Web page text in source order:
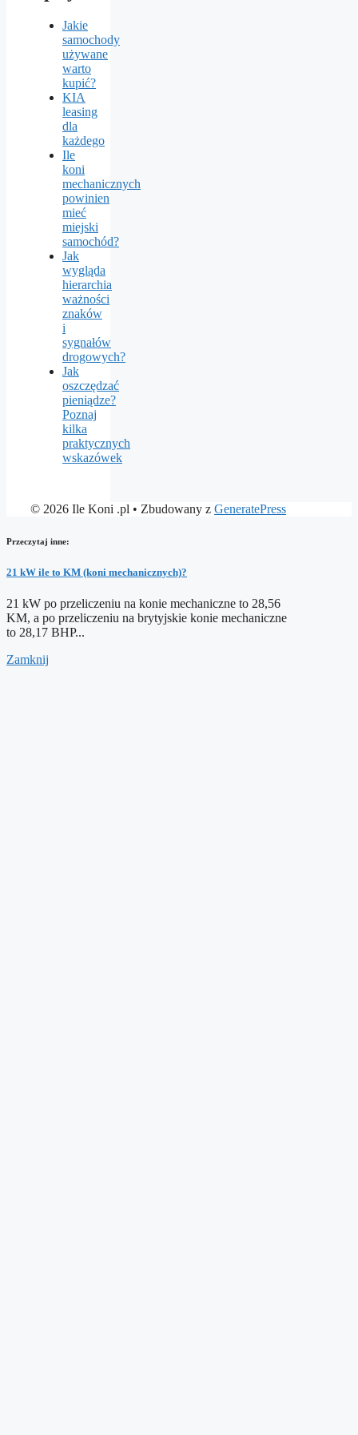
Jakie
samochody
używane
warto
kupić?
KIA
leasing
dla
każdego
Ile
koni
mechanicznych
powinien
mieć
miejski
samochód?
Jak
wygląda
hierarchia
ważności
znaków
i
sygnałów
drogowych?
Jak
oszczędzać
pieniądze?
Poznaj
kilka
praktycznych
wskazówek
© 2026 Ile Koni .pl • Zbudowany z GeneratePress
Przeczytaj inne:
21 kW ile to KM (koni mechanicznych)?
21 kW po przeliczeniu na konie mechaniczne to 28,56
KM, a po przeliczeniu na brytyjskie konie mechaniczne
to 28,17 BHP...
Zamknij